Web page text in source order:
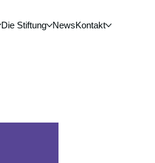
Die Stiftung NewsKontakt